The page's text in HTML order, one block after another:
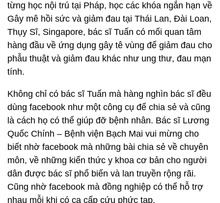
từng học nội trú tại Pháp, học các khóa ngắn hạn về
Gây mê hồi sức và giảm đau tại Thái Lan, Đài Loan,
Thụy Sĩ, Singapore, bác sĩ Tuấn có mối quan tâm
hàng đầu về ứng dụng gây tê vùng để giảm đau cho
phẫu thuật và giảm đau khác như ung thư, đau mạn
tính.
Không chỉ có bác sĩ Tuấn mà hàng nghìn bác sĩ đều
dùng facebook như một công cụ để chia sẻ và cũng
là cách họ có thể giúp đỡ bệnh nhân. Bác sĩ Lương
Quốc Chính – Bệnh viện Bạch Mai vui mừng cho
biết nhờ facebook mà những bài chia sẻ về chuyên
môn, về những kiến thức y khoa cơ bản cho người
dân được bác sĩ phổ biến và lan truyền rộng rãi.
Cũng nhờ facebook mà đồng nghiệp có thể hỗ trợ
nhau mỗi khi có ca cấp cứu phức tạp.